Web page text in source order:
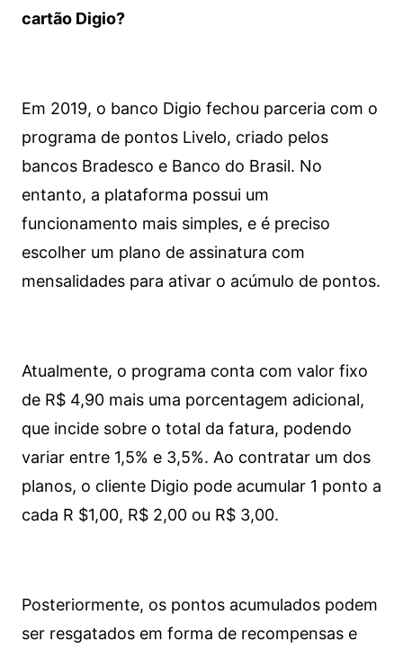
cartão Digio?
Em 2019, o banco Digio fechou parceria com o
programa de pontos Livelo, criado pelos
bancos Bradesco e Banco do Brasil. No
entanto, a plataforma possui um
funcionamento mais simples, e é preciso
escolher um plano de assinatura com
mensalidades para ativar o acúmulo de pontos.
Atualmente, o programa conta com valor fixo
de R$ 4,90 mais uma porcentagem adicional,
que incide sobre o total da fatura, podendo
variar entre 1,5% e 3,5%. Ao contratar um dos
planos, o cliente Digio pode acumular 1 ponto a
cada R $1,00, R$ 2,00 ou R$ 3,00.
Posteriormente, os pontos acumulados podem
ser resgatados em forma de recompensas e